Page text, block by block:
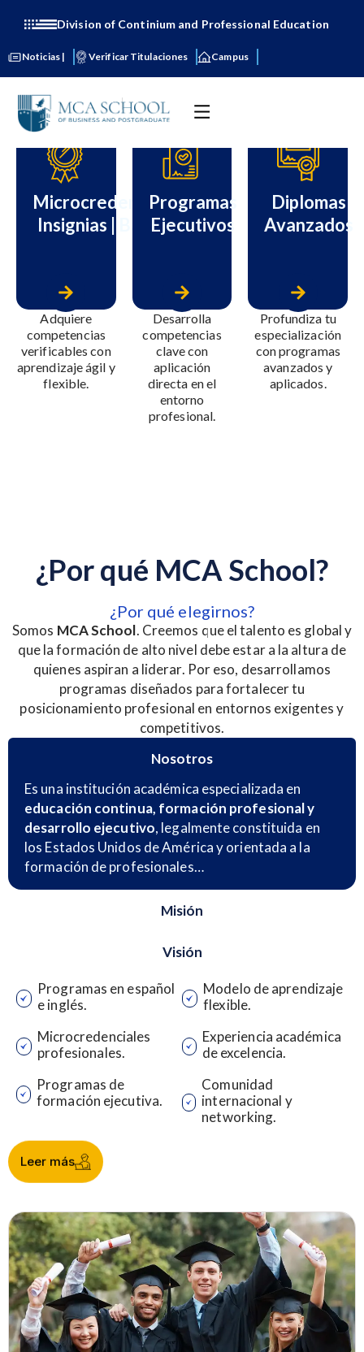
Division of Continium and Professional Education
Noticias | Verificar Titulaciones Campus
Microcredenciales
Insignias | Badget
Adquiere
competencias
verificables con
aprendizaje ágil y
flexible.
Programas
Ejecutivos
Desarrolla
competencias
clave con
aplicación
directa en el
entorno
profesional.
Diplomas
Avanzados
Profundiza tu
especialización
con programas
avanzados y
aplicados.
¿Porqué MCA School?
¿Por qué elegirnos?
Somos MCA School. Creemos que el talento es global y
que la formación de alto nivel debe estar a la altura de
quienes aspiran a liderar. Por eso, desarrollamos
programas diseñados para fortalecer tu
posicionamiento profesional en entornos exigentes y
competitivos.
Nosotros
Misión
Visión
Es una institución académica especializada en
educación continua, formación profesional y
desarrollo ejecutivo, legalmente constituida en
los Estados Unidos de América y orientada a la
formación de profesionales…
Programas en español
e inglés.
Microcredenciales
profesionales.
Programas de
formación ejecutiva.
Modelo de aprendizaje
flexible.
Experiencia académica
de excelencia.
Comunidad
internacional y
networking.
Leer más